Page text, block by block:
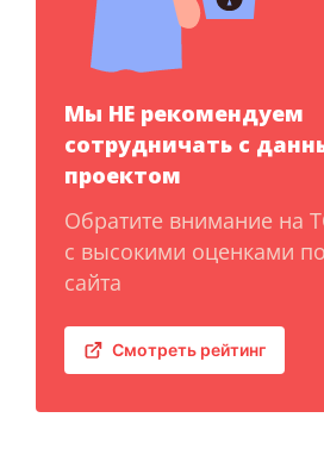
Мы НЕ рекомендуем
сотрудничать с
проектом
Обратите внимание на
с высокими оценками
сайта
Смотреть рейтинг